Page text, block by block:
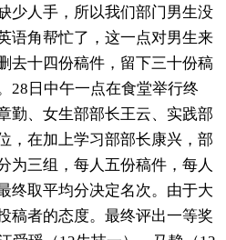
少人手，所以我们部门男生没
语角帮忙了，这一点对男生来
去十四份稿件，留下三十份稿
28日中午一点在食堂举行终
勤、女生部部长王云、实践部
，在加上学习部部长康兴，部
为三组，每人五份稿件，每人
终取平均分决定名次。由于大
稿者的态度。最终评出一等奖